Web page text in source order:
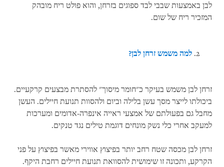
לבן באמצעות שבבי לבד ספוגים בזרחן, והוא פולט ריח מובהק
המזכיר ריח של שום.
למה משמש זרחן לבן?
זרחן לבן משמש בעיקר כ"חומר מיסוך" להסתרת מבצעים קרקעיים.
ביכולתו לייצר מסך עשן בלילה וביום ולהסוות תנועת חיילים. העשן
מחבל גם בפעולתם של אמצעי ראייה אינפרה-אדומים ומערכות
למעקב אחרי כלי נשק מונחים דוגמת טילים נגד טנקים.
זרחן לבן מכסה שטח רחב יותר בפיצוץ אווירי מאשר בפיצוץ על פני
הקרקע, ותכונה זו שימושית להסוואת תנועת חיילים רחבת היקף.